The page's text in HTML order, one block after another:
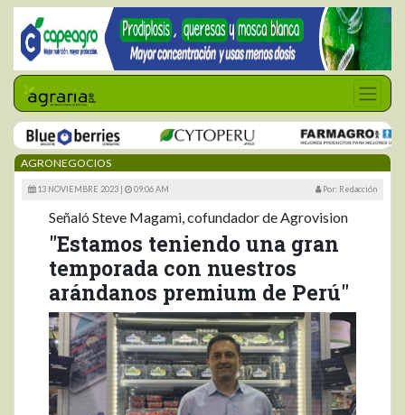
AGRONEGOCIOS
13 NOVIEMBRE 2023 | 09:06 AM Por: Redacción
Señaló Steve Magami, cofundador de Agrovision
"Estamos teniendo una gran
temporada con nuestros
arándanos premium de Perú"